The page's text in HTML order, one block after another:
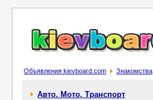
Объявления kievboard.com Знакомства
Авто. Мото. Транспорт